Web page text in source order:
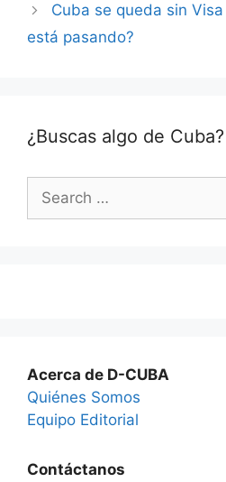
Cuba se queda sin
está pasando?
¿Buscas algo de Cuba?
Search
for:
Acerca de D-CUBA
Quiénes Somos
Equipo Editorial
Contáctanos